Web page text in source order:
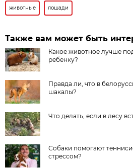
животные лошади
Также вам может быть
Какое животное лучше
ребенку?
Правда ли, что в
шакалы?
Что делать, если в лесу
Собаки помогают
стрессом?